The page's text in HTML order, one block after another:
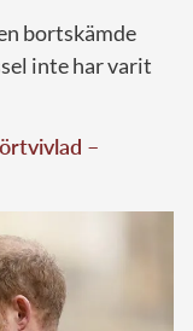
bortskämde
inte har varit
–